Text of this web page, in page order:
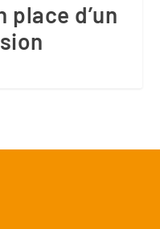
place d’un